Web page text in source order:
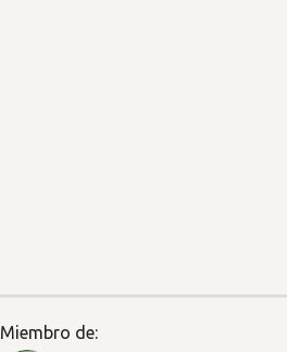
Miembro de: